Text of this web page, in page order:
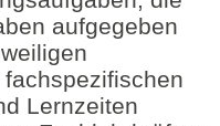
aufgegeben
Lernzeiten